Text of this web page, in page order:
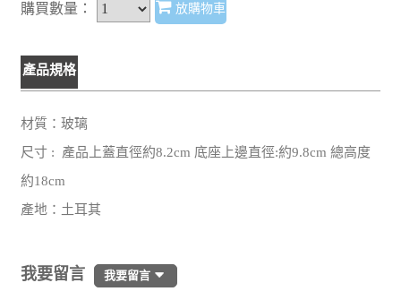
購買數量： 放購物車
產品規格
材質：玻璃
尺寸 : 產品上蓋直徑約8.2cm 底座上邊直徑:約9.8cm 總高度
約18cm
產地：土耳其
我要留言 我要留言